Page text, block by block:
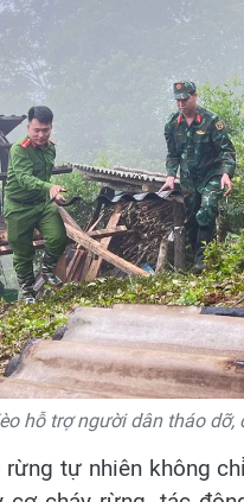
hỗ trợ người dân tháo
tự nhiên không